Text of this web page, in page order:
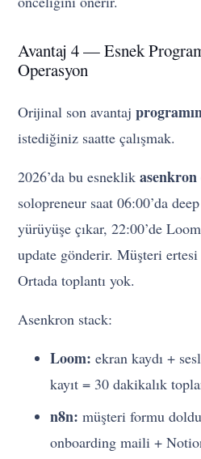
Avantaj 4 — Esnek
Operasyon
Orijinal son avantaj
istediğiniz saatte çalışmak.
2026’da bu esneklikasenkron
solopreneur saat 06:00’da
yürüyüşe çıkar, 22:00’de
update gönderir. Müşteri ertesi
Ortada toplantı yok.
Asenkron stack:
Loom: ekran kaydı +
kayıt = 30 dakikalık
n8n: müşteri formu
onboarding maili +